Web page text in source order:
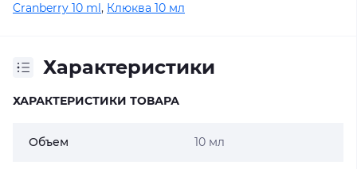
Cranberry 10 ml, Клюква 10 мл
Характеристики
ХАРАКТЕРИСТИКИ ТОВАРА
Объем 10 мл